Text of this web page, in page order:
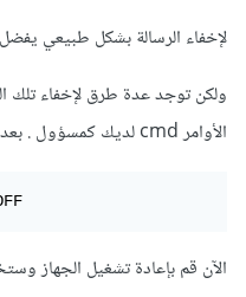
لإخفاء الرسالة بشكل طبيعي
ولكن توجد عدة طرق لإخفاء تلك
الأوامر cmd لديك كمسؤول . بعد ذلك قم بكتابة الأمر التالي
الآن قم بإعادة تشغيل الجهاز